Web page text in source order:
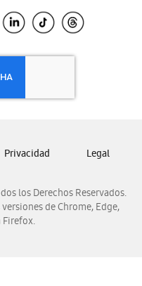
los Derechos Reservados.
de Chrome, Edge,
Privacidad Legal